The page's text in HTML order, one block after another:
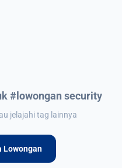
#lowongan security
jelajahi tag lainnya
Lowongan